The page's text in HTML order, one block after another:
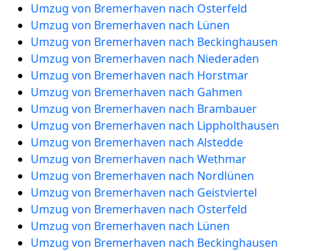
Umzug von Bremerhaven nach Osterfeld
Umzug von Bremerhaven nach Lünen
Umzug von Bremerhaven nach Beckinghausen
Umzug von Bremerhaven nach Niederaden
Umzug von Bremerhaven nach Horstmar
Umzug von Bremerhaven nach Gahmen
Umzug von Bremerhaven nach Brambauer
Umzug von Bremerhaven nach Lippholthausen
Umzug von Bremerhaven nach Alstedde
Umzug von Bremerhaven nach Wethmar
Umzug von Bremerhaven nach Nordlünen
Umzug von Bremerhaven nach Geistviertel
Umzug von Bremerhaven nach Osterfeld
Umzug von Bremerhaven nach Lünen
Umzug von Bremerhaven nach Beckinghausen